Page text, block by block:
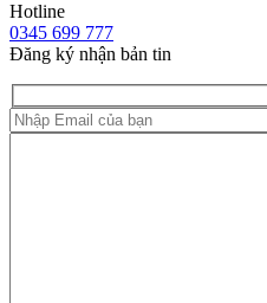
Hotline
0345 699 777
Đăng ký nhận bản tin